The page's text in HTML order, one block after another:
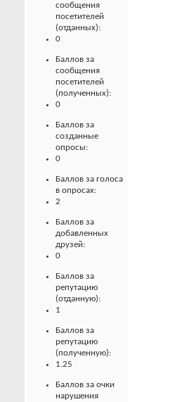
сообщения
посетителей
(отданных):
0
Баллов за
сообщения
посетителей
(полученных):
0
Баллов за
созданные
опросы:
0
Баллов за голоса
в опросах:
2
Баллов за
добавленных
друзей:
0
Баллов за
репутацию
(отданную):
1
Баллов за
репутацию
(полученную):
1.25
Баллов за очки
нарушения